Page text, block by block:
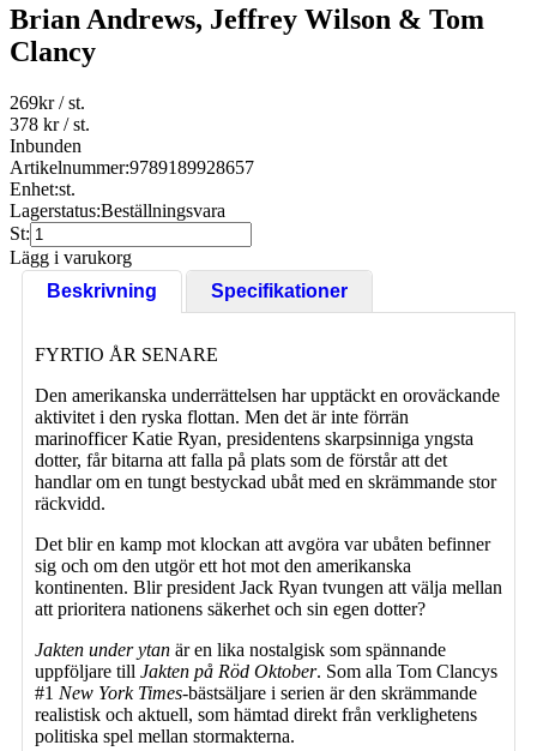
Brian Andrews, Jeffrey Wilson & Tom
Clancy
269kr/ st.
378 kr/ st.
Inbunden
Artikelnummer:9789189928657
Enhet:st.
Lagerstatus:Beställningsvara
St:
Lägg i varukorg
Beskrivning
Specifikationer
FYRTIO ÅR SENARE
Den amerikanska underrättelsen har upptäckt en oroväckande
aktivitet i den ryska flottan. Men det är inte förrän
marinofficer Katie Ryan, presidentens skarpsinniga yngsta
dotter, får bitarna att falla på plats som de förstår att det
handlar om en tungt bestyckad ubåt med en skrämmande stor
räckvidd.
Det blir en kamp mot klockan att avgöra var ubåten befinner
sig och om den utgör ett hot mot den amerikanska
kontinenten. Blir president Jack Ryan tvungen att välja mellan
att prioritera nationens säkerhet och sin egen dotter?
Jakten under ytan är en lika nostalgisk som spännande
uppföljare till Jakten på Röd Oktober. Som alla Tom Clancys
#1 New York Times-bästsäljare i serien är den skrämmande
realistisk och aktuell, som hämtad direkt från verklighetens
politiska spel mellan stormakterna.